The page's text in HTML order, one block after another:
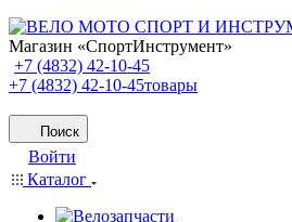
Магазин «СпортИнструмент»
+7 (4832) 42-10-45
+7 (4832) 42-10-45товары
Поиск
Войти
Каталог